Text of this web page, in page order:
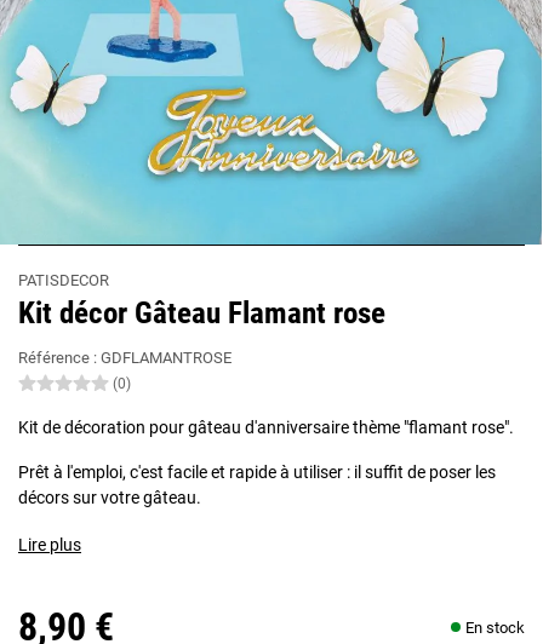
PATISDECOR
Kit décor Gâteau Flamant rose
Référence : GDFLAMANTROSE
(0)
Kit de décoration pour gâteau d'anniversaire thème "flamant rose".
Prêt à l'emploi, c'est facile et rapide à utiliser : il suffit de poser les
décors sur votre gâteau.
Lire plus
8,90 € En stock